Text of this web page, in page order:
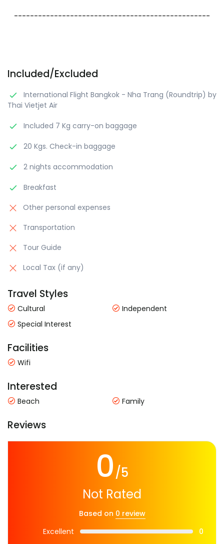
-------------------------------------------------
Included/Excluded
International Flight Bangkok - Nha Trang (Roundtrip) by
Thai Vietjet Air
Included 7 Kg carry-on baggage
20 Kgs. Check-in baggage
2 nights accommodation
Breakfast
Other personal expenses
Transportation
Tour Guide
Local Tax (if any)
Travel Styles
Cultural
Independent
Special Interest
Facilities
Wifi
Interested
Beach Family
Reviews
0/5
Not Rated
Based on 0 review
Excellent
0